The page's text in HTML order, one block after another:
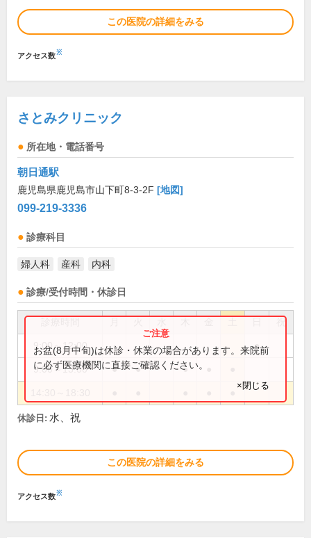
この医院の詳細をみる
アクセス数※
さとみクリニック
所在地・電話番号
朝日通駅
鹿児島県鹿児島市山下町8-3-2F [地図]
099-219-3336
診療科目
婦人科 産科 内科
診療/受付時間・休診日
祝
9:00～12:00 ●
9:00～13:00 ● ● ●
お盆(8月中旬)は休診・休業の場合があります。来院前
に必ず医療機関に直接ご確認ください。
×閉じる
休診日: 水、祝
この医院の詳細をみる
アクセス数※